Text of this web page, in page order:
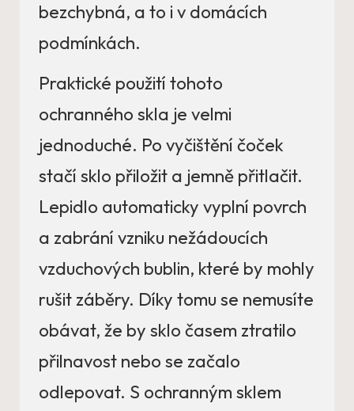
bezchybná, a to i v domácích
podmínkách.
Praktické použití tohoto
ochranného skla je velmi
jednoduché. Po vyčištění čoček
stačí sklo přiložit a jemně přitlačit.
Lepidlo automaticky vyplní povrch
a zabrání vzniku nežádoucích
vzduchových bublin, které by mohly
rušit záběry. Díky tomu se nemusíte
obávat, že by sklo časem ztratilo
přilnavost nebo se začalo
odlepovat. S ochranným sklem